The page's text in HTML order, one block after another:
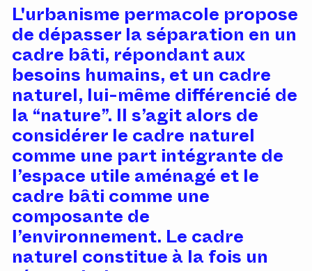
L'urbanisme permacole propose
de dépasser la séparation en un
cadre bâti, répondant aux
besoins humains, et un cadre
naturel, lui-même différencié de
la “nature”. Il s’agit alors de
considérer le cadre naturel
comme une part intégrante de
l’espace utile aménagé et le
cadre bâti comme une
composante de
l’environnement. Le cadre
naturel constitue à la fois un